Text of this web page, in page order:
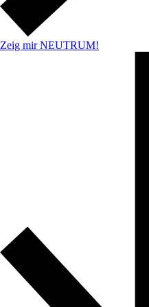
Zeig mir NEUTRUM!